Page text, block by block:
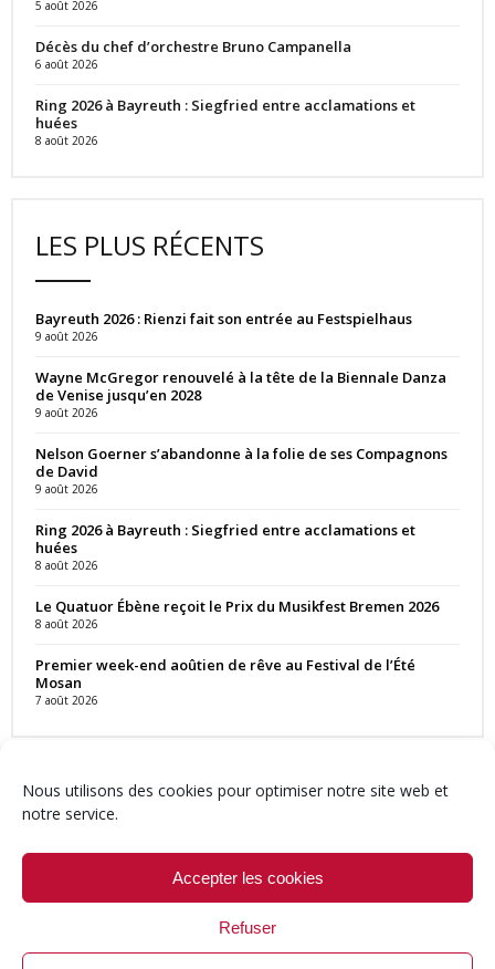
Nous utilisons des cookies pour optimiser notre site web et
notre service.
Accepter les cookies
Refuser
5 août 2026
Décès du chef d’orchestre Bruno Campanella
6 août 2026
Ring 2026 à Bayreuth : Siegfried entre acclamations et
huées
8 août 2026
LES PLUS RÉCENTS
Bayreuth 2026 : Rienzi fait son entrée au Festspielhaus
9 août 2026
Wayne McGregor renouvelé à la tête de la Biennale Danza
de Venise jusqu’en 2028
9 août 2026
Nelson Goerner s’abandonne à la folie de ses Compagnons
de David
9 août 2026
Ring 2026 à Bayreuth : Siegfried entre acclamations et
huées
8 août 2026
Le Quatuor Ébène reçoit le Prix du Musikfest Bremen 2026
8 août 2026
Premier week-end aoûtien de rêve au Festival de l’Été
Mosan
7 août 2026